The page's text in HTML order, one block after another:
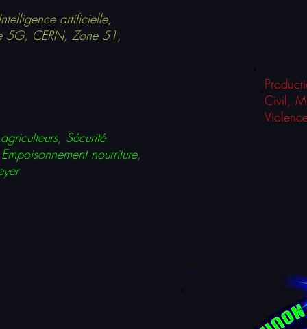
artificielle,
5G, CERN, Zone 51,
Sécurité
nourriture,
Civil,